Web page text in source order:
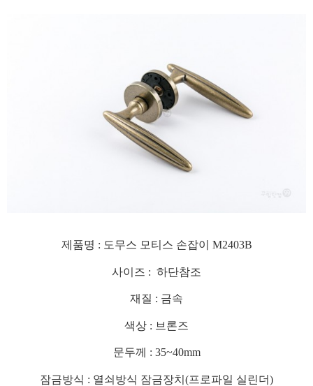
제품명 : 도무스 모티스 손잡이 M2403B
사이즈 : 하단참조
재질 : 금속
색상 : 브론즈
문두께 : 35~40mm
잠금방식 : 열쇠방식 잠금장치(프로파일 실린더)